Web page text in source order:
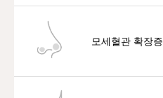
모세혈관 확장증